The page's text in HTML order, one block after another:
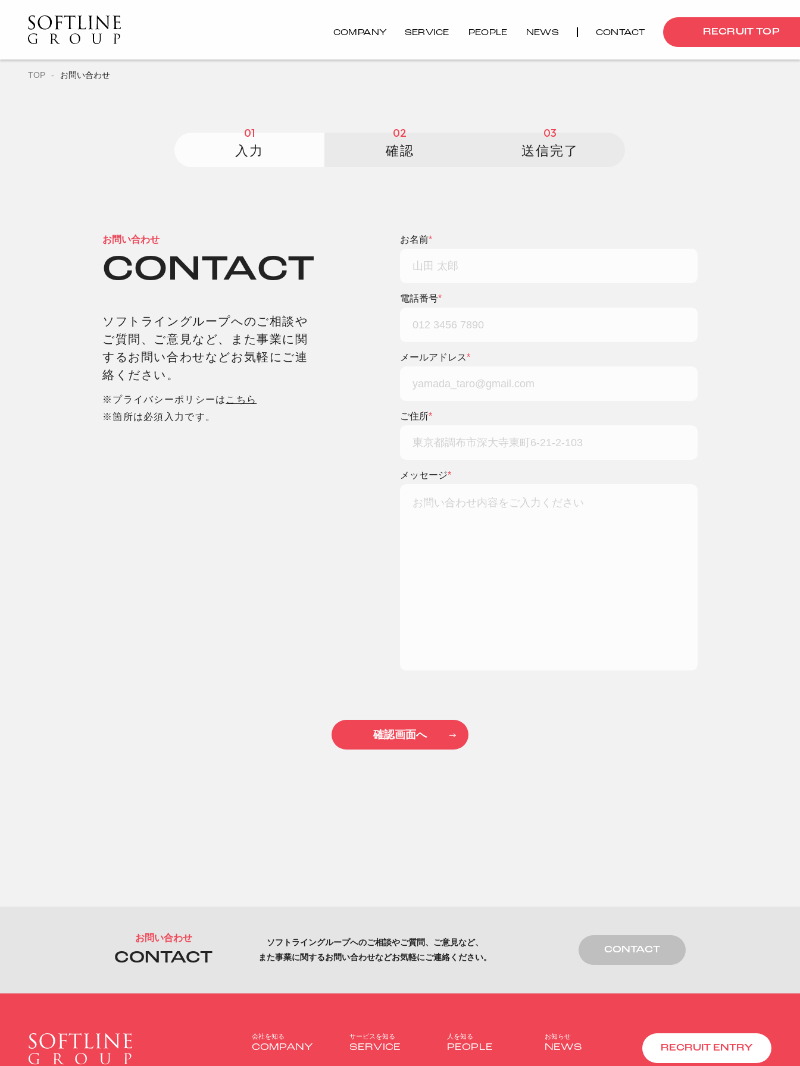
COMPANY SERVICE PEOPLE NEWS CONTACT RECRUIT TOP
TOP お問い合わせ
01
入力
02
確認
03
送信完了
お問い合わせ
CONTACT
ソフトライングループへのご相談や
ご質問、ご意見など、また事業に関
するお問い合わせなどお気軽にご連
絡ください。
※プライバシーポリシーは こちら
※箇所は必須入力です。
お名前*
電話番号*
メールアドレス*
ご住所*
メッセージ*
お問い合わせ
CONTACT
ソフトライングループへのご相談やご質問、 ご意見など、
また事業に関するお問い合わせなどお気軽にご連絡ください。
CONTACT
会社を知る
COMPANY
サービスを知る
SERVICE
人を知る
PEOPLE
お知らせ
NEWS RECRUIT ENTRY